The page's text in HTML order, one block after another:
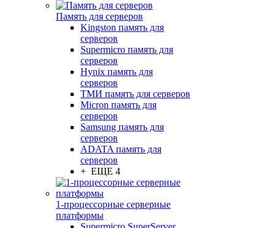
Память для серверов
Kingston память для
серверов
Supermicro память для
серверов
Hynix память для
серверов
ТМИ память для серверов
Micron память для
серверов
Samsung память для
серверов
ADATA память для
серверов
+ ЕЩЕ 4
1-процессорные серверные
платформы